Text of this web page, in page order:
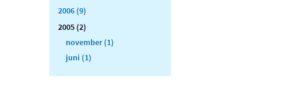
2006 (9)
2005 (2)
november (1)
juni (1)